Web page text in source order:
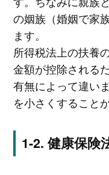
の姻族（婚姻で家
ます。
所得税法上の扶養
金額が控除される
有無によって違い
を小さくすること
健康保険